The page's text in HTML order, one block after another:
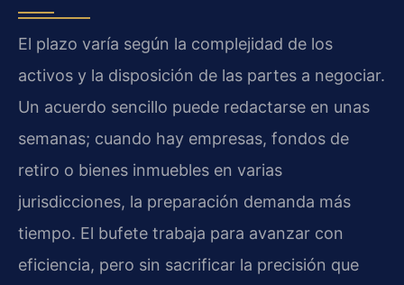
El plazo varía según la complejidad de los
activos y la disposición de las partes a negociar.
Un acuerdo sencillo puede redactarse en unas
semanas; cuando hay empresas, fondos de
retiro o bienes inmuebles en varias
jurisdicciones, la preparación demanda más
tiempo. El bufete trabaja para avanzar con
eficiencia, pero sin sacrificar la precisión que